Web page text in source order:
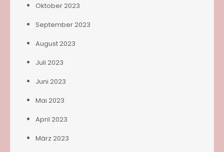
Oktober 2023
September 2023
August 2023
Juli 2023
Juni 2023
Mai 2023
April 2023
März 2023